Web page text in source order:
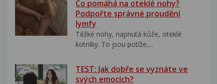
Co pomáhá na oteklé nohy?
Podpořte správné proudění
lymfy
Těžké nohy, napnutá kůže, oteklé
kotníky. To jsou potíže,...
TEST: Jak dobře se vyznáte ve
svých emocích?